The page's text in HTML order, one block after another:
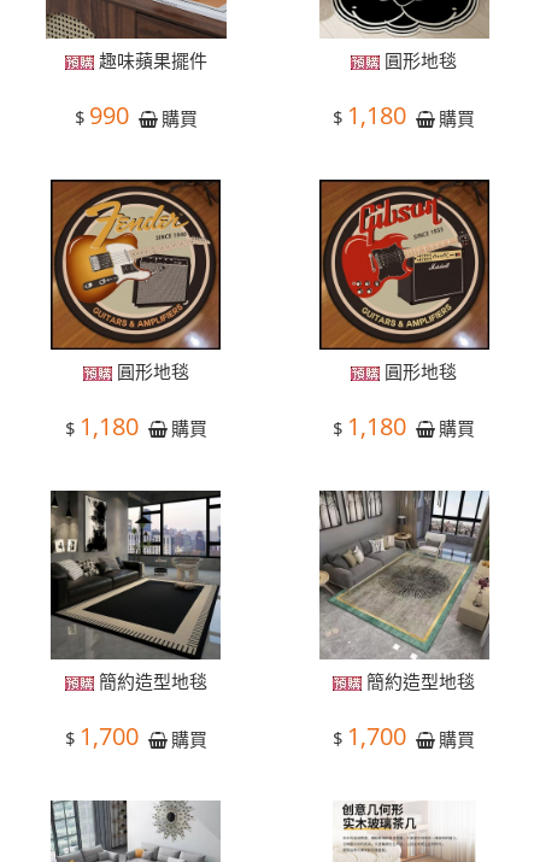
趣味蘋果擺件
$ 990 購買
圓形地毯
$ 1,180 購買
圓形地毯
$ 1,180 購買
圓形地毯
$ 1,180 購買
簡約造型地毯
$ 1,700 購買
簡約造型地毯
$ 1,700 購買